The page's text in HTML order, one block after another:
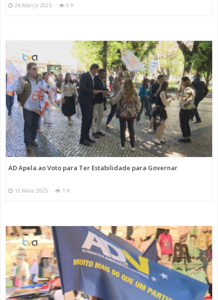
24 Março 2025 0 K
AD Apela ao Voto para Ter Estabilidade para Governar
12 Maio 2025 1 K